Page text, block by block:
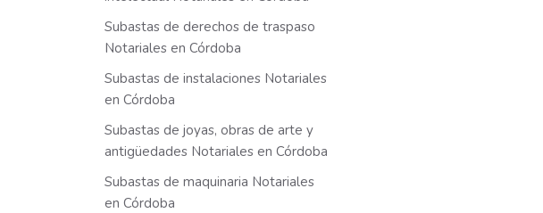
Subastas de derechos de traspaso
Notariales en Córdoba
Subastas de instalaciones Notariales
en Córdoba
Subastas de joyas, obras de arte y
antigüedades Notariales en Córdoba
Subastas de maquinaria Notariales
en Córdoba